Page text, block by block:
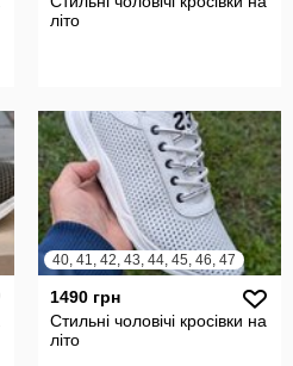
літо
40, 41, 42, 43, 44, 45, 46, 47
1490 грн
Стильні чоловічі кросівки на
літо